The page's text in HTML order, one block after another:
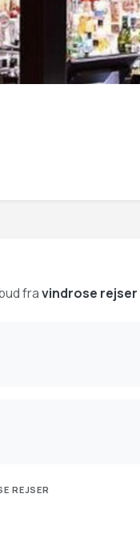
fravindrose rejser
REJSER